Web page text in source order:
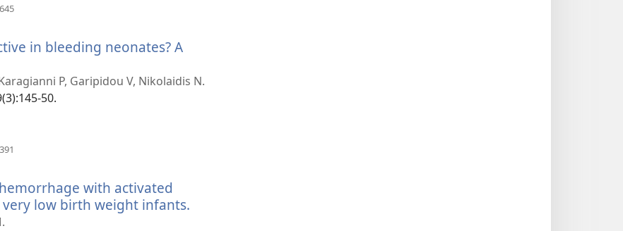
in bleeding neonates? A
P, Garipidou V, Nikolaidis N.
50.
with activated
low birth weight infants.